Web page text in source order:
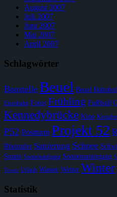
August 2007
Juli 2007
Juni 2007
Mai 2007
April 2007
Schlagwörter
Baustelle Beuel Beuel
Eisenbahn Fotos Frühling Fußball
Kennedybrücke Kino
P52 Postturm Projekt 52
Rheinufer Sanierung Schnee
Sonne Sonnenaufgang Sonnenuntergang
Tower Urlaub Wasser Wetter Winter
Statistik